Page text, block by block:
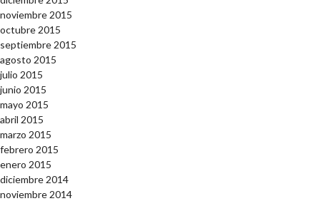
noviembre 2015
octubre 2015
septiembre 2015
agosto 2015
julio 2015
junio 2015
mayo 2015
abril 2015
marzo 2015
febrero 2015
enero 2015
diciembre 2014
noviembre 2014